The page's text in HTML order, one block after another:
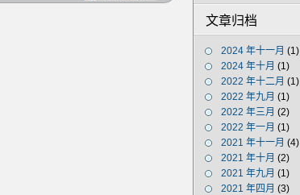
文章归档
2024 年十一月 (1)
2024 年十月 (1)
2022 年十二月 (1)
2022 年九月 (1)
2022 年三月 (2)
2022 年一月 (1)
2021 年十一月 (4)
2021 年十月 (2)
2021 年九月 (1)
2021 年四月 (3)